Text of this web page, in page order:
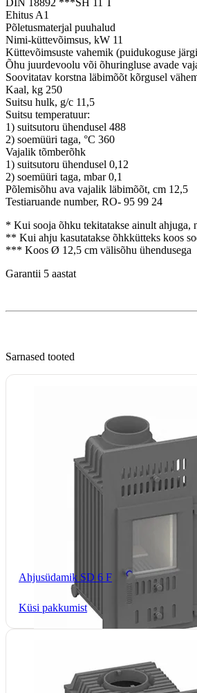
DIN 18892 ***SH 11 T
Ehitus A1
Põletusmaterjal puuhalud
Nimi-küttevõimsus, kW 11
Küttevõimsuste vahemik (puidukoguse
Õhu juurdevoolu või õhuringluse avade
Soovitatav korstna läbimõõt kõrgusel
Kaal, kg 250
Suitsu hulk, g/c 11,5
Suitsu temperatuur:
1) suitsutoru ühendusel 488
2) soemüüri taga, °C 360
Vajalik tõmberõhk
1) suitsutoru ühendusel 0,12
2) soemüüri taga, mbar 0,1
Põlemisõhu ava vajalik läbimõõt, cm 12,5
Testiaruande number, RO- 95 99 24
* Kui sooja õhku tekitatakse ainult ahjuga,
** Kui ahju kasutatakse õhkkütteks koos
*** Koos Ø 12,5 cm välisõhu ühendusega
Garantii 5 aastat
Sarnased tooted
Ahjusüdamik SD 6 F
Küsi pakkumist